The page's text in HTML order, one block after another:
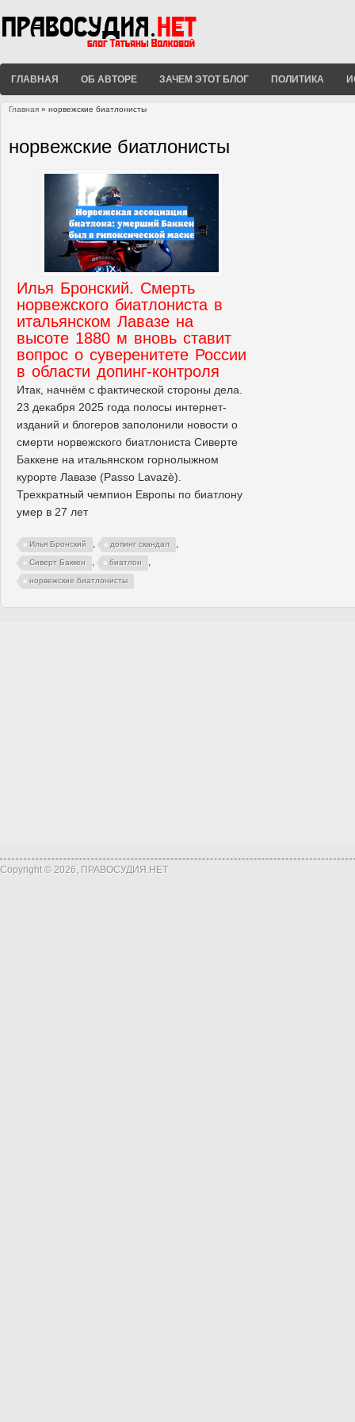
ГЛАВНАЯ ОБ АВТОРЕ ЗАЧЕМ ЭТОТ БЛОГ ПОЛИТИКА
Главная » норвежские биатлонисты
норвежские биатлонисты
Илья Бронский. Смерть
норвежского биатлониста в
итальянском Лавазе на
высоте 1880 м вновь ставит
вопрос о суверенитете России
в области допинг-контроля
Итак, начнём с фактической стороны дела.
23 декабря 2025 года полосы интернет-
изданий и блогеров заполонили новости о
смерти норвежского биатлониста Сиверте
Баккене на итальянском горнолыжном
курорте Лавазе (Passo Lavazè).
Трехкратный чемпион Европы по биатлону
умер в 27 лет
Илья Бронский , допинг скандал ,
Сиверт Баккен , биатлон ,
норвежские биатлонисты
Copyright © 2026, ПРАВОСУДИЯ.НЕТ